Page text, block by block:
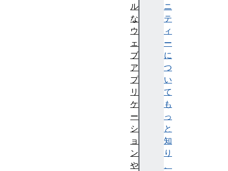
ニ
テ
ィ
ー
に
つ
い
て
も
っ
と
知
り
、
ル
な
ウ
ェ
ブ
ア
プ
リ
ケ
ー
シ
ョ
ン
や